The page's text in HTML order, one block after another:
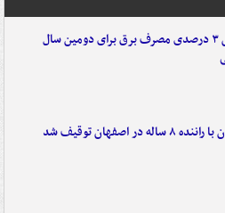
کاهش ۳ درصدی مصرف برق برای دومین سال
ساله در اصفهان توقیف شد